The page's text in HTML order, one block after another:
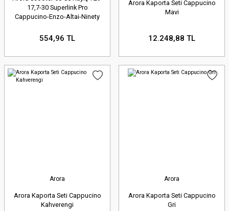
17,7-30 Superlink Pro
Cappucino-Enzo-Altai-Ninety
554,96 TL
Arora Kaporta Seti Cappucino
Mavi
12.248,88 TL
Arora
Arora Kaporta Seti Cappucino
Kahverengi
Arora
Arora Kaporta Seti Cappucino
Gri